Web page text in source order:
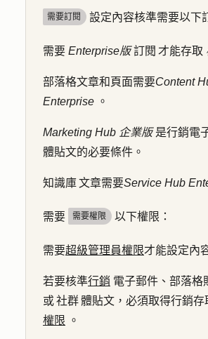
需要訂閱 設定內容核準需要以下
需要 Enterprise版訂閱 才能存取
部落格文章和頁面需要Content
Enterprise 。
Marketing Hub 企業版是行銷電
體貼文的必要條件。
知識庫 文章需要Service Hub
需要 需要權限 以下權限：
需要超級管理員權限才能設定內
若要核準行銷 電子郵件、部落格
或 社群 體貼文，必須取得行銷
權限 。